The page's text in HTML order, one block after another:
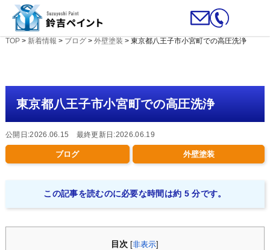
TOP> 新着情報 > ブログ> 外壁塗装 > 東京都八王子市小宮町での高圧洗浄
東京都八王子市小宮町での高圧洗浄
公開日:2026.06.15 最終更新日:2026.06.19
ブログ 外壁塗装
この記事を読むのに必要な時間は約 5 分です。
目次 [非表示